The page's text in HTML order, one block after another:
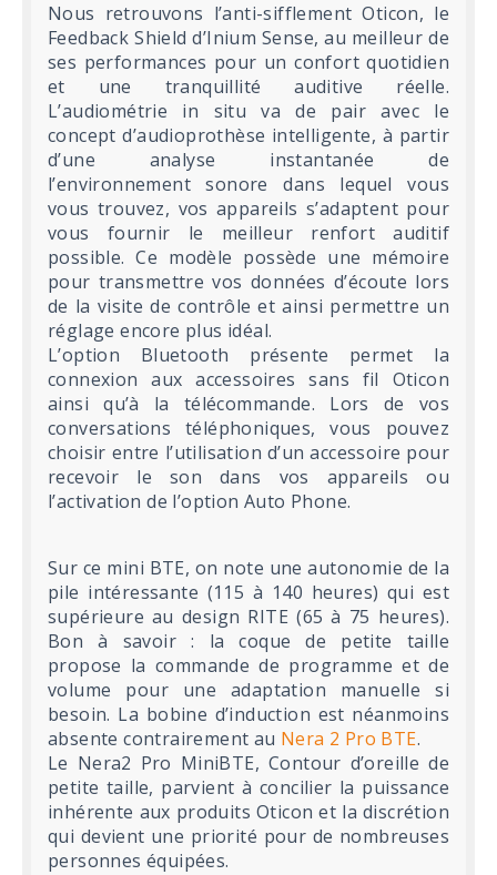
Nous retrouvons l’anti-sifflement Oticon, le
Feedback Shield d’Inium Sense, au meilleur de
ses performances pour un confort quotidien
et une tranquillité auditive réelle.
L’audiométrie in situ va de pair avec le
concept d’audioprothèse intelligente, à partir
d’une analyse instantanée de
l’environnement sonore dans lequel vous
vous trouvez, vos appareils s’adaptent pour
vous fournir le meilleur renfort auditif
possible. Ce modèle possède une mémoire
pour transmettre vos données d’écoute lors
de la visite de contrôle et ainsi permettre un
réglage encore plus idéal.
L’option Bluetooth présente permet la
connexion aux accessoires sans fil Oticon
ainsi qu’à la télécommande. Lors de vos
conversations téléphoniques, vous pouvez
choisir entre l’utilisation d’un accessoire pour
recevoir le son dans vos appareils ou
l’activation de l’option Auto Phone.
Sur ce mini BTE, on note une autonomie de la
pile intéressante (115 à 140 heures) qui est
supérieure au design RITE (65 à 75 heures).
Bon à savoir : la coque de petite taille
propose la commande de programme et de
volume pour une adaptation manuelle si
besoin. La bobine d’induction est néanmoins
absente contrairement au Nera 2 Pro BTE.
Le Nera2 Pro MiniBTE, Contour d’oreille de
petite taille, parvient à concilier la puissance
inhérente aux produits Oticon et la discrétion
qui devient une priorité pour de nombreuses
personnes équipées.